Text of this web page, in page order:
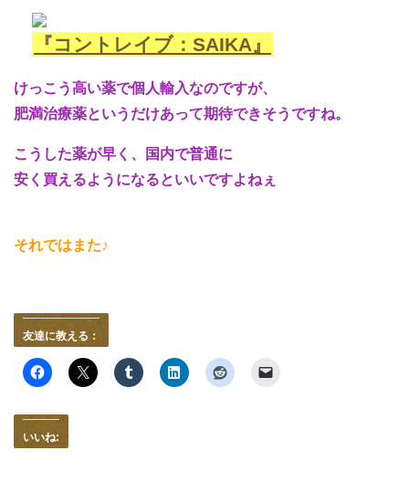
『コントレイブ：SAIKA』
けっこう高い薬で個人輸入なのですが、
肥満治療薬というだけあって期待できそうですね。
こうした薬が早く、国内で普通に
安く買えるようになるといいですよねぇ
それではまた♪
友達に教える：
いいね: